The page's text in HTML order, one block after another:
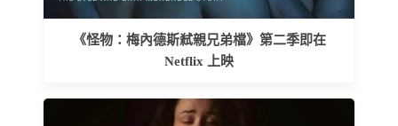
《怪物：梅內德斯弒親兄弟檔》第二季即在
Netflix 上映